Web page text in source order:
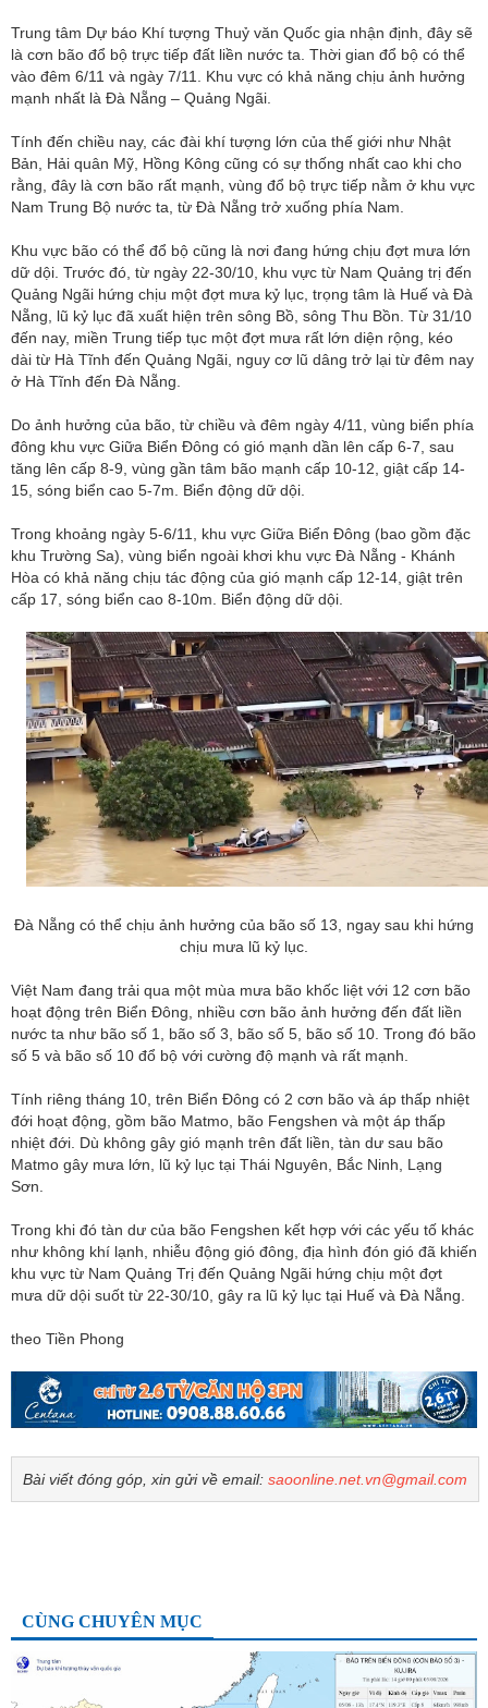
Trung tâm Dự báo Khí tượng Thuỷ văn Quốc gia nhận định, đây sẽ
là cơn bão đổ bộ trực tiếp đất liền nước ta. Thời gian đổ bộ có thể
vào đêm 6/11 và ngày 7/11. Khu vực có khả năng chịu ảnh hưởng
mạnh nhất là Đà Nẵng – Quảng Ngãi.
Tính đến chiều nay, các đài khí tượng lớn của thế giới như Nhật
Bản, Hải quân Mỹ, Hồng Kông cũng có sự thống nhất cao khi cho
rằng, đây là cơn bão rất mạnh, vùng đổ bộ trực tiếp nằm ở khu vực
Nam Trung Bộ nước ta, từ Đà Nẵng trở xuống phía Nam.
Khu vực bão có thể đổ bộ cũng là nơi đang hứng chịu đợt mưa lớn
dữ dội. Trước đó, từ ngày 22-30/10, khu vực từ Nam Quảng trị đến
Quảng Ngãi hứng chịu một đợt mưa kỷ lục, trọng tâm là Huế và Đà
Nẵng, lũ kỷ lục đã xuất hiện trên sông Bồ, sông Thu Bồn. Từ 31/10
đến nay, miền Trung tiếp tục một đợt mưa rất lớn diện rộng, kéo
dài từ Hà Tĩnh đến Quảng Ngãi, nguy cơ lũ dâng trở lại từ đêm nay
ở Hà Tĩnh đến Đà Nẵng.
Do ảnh hưởng của bão, từ chiều và đêm ngày 4/11, vùng biển phía
đông khu vực Giữa Biển Đông có gió mạnh dần lên cấp 6-7, sau
tăng lên cấp 8-9, vùng gần tâm bão mạnh cấp 10-12, giật cấp 14-
15, sóng biển cao 5-7m. Biển động dữ dội.
Trong khoảng ngày 5-6/11, khu vực Giữa Biển Đông (bao gồm đặc
khu Trường Sa), vùng biển ngoài khơi khu vực Đà Nẵng - Khánh
Hòa có khả năng chịu tác động của gió mạnh cấp 12-14, giật trên
cấp 17, sóng biển cao 8-10m. Biển động dữ dội.
Đà Nẵng có thể chịu ảnh hưởng của bão số 13, ngay sau khi hứng
chịu mưa lũ kỷ lục.
Việt Nam đang trải qua một mùa mưa bão khốc liệt với 12 cơn bão
hoạt động trên Biển Đông, nhiều cơn bão ảnh hưởng đến đất liền
nước ta như bão số 1, bão số 3, bão số 5, bão số 10. Trong đó bão
số 5 và bão số 10 đổ bộ với cường độ mạnh và rất mạnh.
Tính riêng tháng 10, trên Biển Đông có 2 cơn bão và áp thấp nhiệt
đới hoạt động, gồm bão Matmo, bão Fengshen và một áp thấp
nhiệt đới. Dù không gây gió mạnh trên đất liền, tàn dư sau bão
Matmo gây mưa lớn, lũ kỷ lục tại Thái Nguyên, Bắc Ninh, Lạng
Sơn.
Trong khi đó tàn dư của bão Fengshen kết hợp với các yếu tố khác
như không khí lạnh, nhiễu động gió đông, địa hình đón gió đã khiến
khu vực từ Nam Quảng Trị đến Quảng Ngãi hứng chịu một đợt
mưa dữ dội suốt từ 22-30/10, gây ra lũ kỷ lục tại Huế và Đà Nẵng.
theo Tiền Phong
Bài viết đóng góp, xin gửi về email: saoonline.net.vn@gmail.com
CÙNG CHUYÊN MỤC